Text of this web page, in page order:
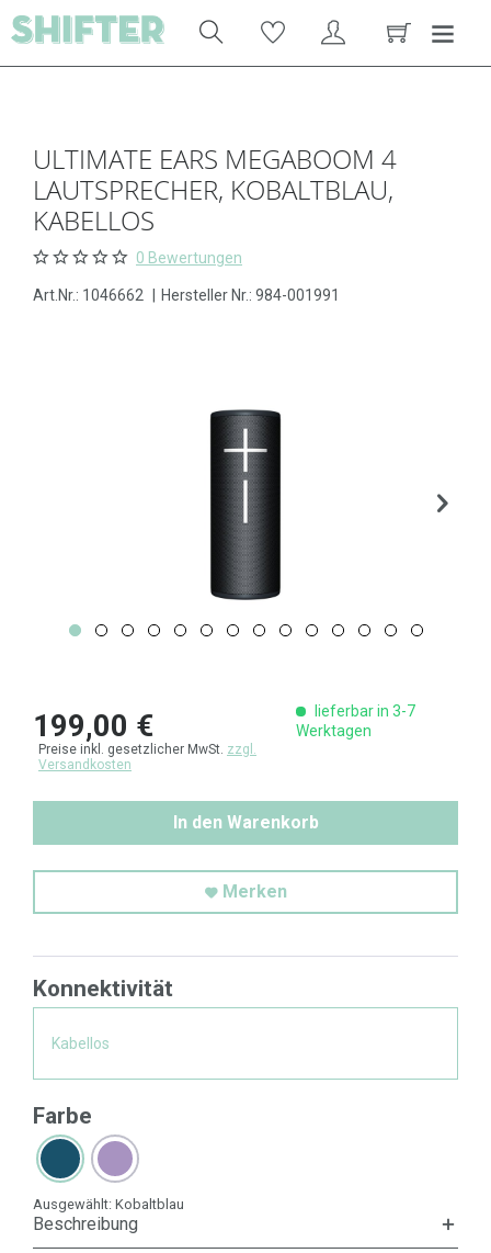
ULTIMATE EARS MEGABOOM 4
LAUTSPRECHER, KOBALTBLAU,
KABELLOS
0 Bewertungen
Art.Nr.: 1046662 Hersteller Nr.: 984-001991
199,00 €
Preise inkl. gesetzlicher MwSt. zzgl.
Versandkosten
lieferbar in 3-7
Werktagen
In den Warenkorb
Merken
Konnektivität
Kabellos
Farbe
Ausgewählt: Kobaltblau
Beschreibung